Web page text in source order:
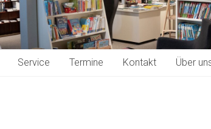
Service Termine Kontakt Über